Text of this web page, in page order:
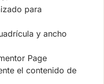
para
y ancho
Page
el contenido de